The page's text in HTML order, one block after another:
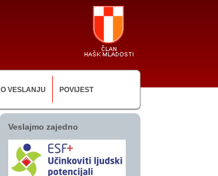
O VESLANJU POVIJEST
Veslajmo zajedno